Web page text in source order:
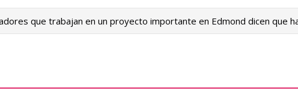
que trabajan en un proyecto importante en Edmond dicen que